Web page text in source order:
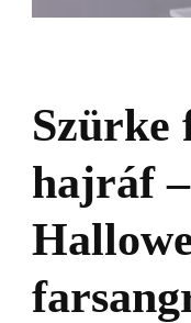
Szürke
hajráf